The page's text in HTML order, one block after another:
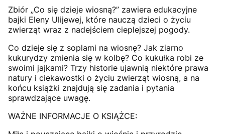
Zbiór „Co się dzieje wiosną?” zawiera edukacyjne
bajki Eleny Ulijewej, które nauczą dzieci o życiu
zwierząt wraz z nadejściem cieplejszej pogody.
Co dzieje się z soplami na wiosnę? Jak ziarno
kukurydzy zmienia się w kolbę? Co kukułka robi ze
swoimi jajkami? Trzy historie ujawnią niektóre prawa
natury i ciekawostki o życiu zwierząt wiosną, a na
końcu książki znajdują się zadania i pytania
sprawdzające uwagę.
WAŻNE INFORMACJE O KSIĄŻCE: